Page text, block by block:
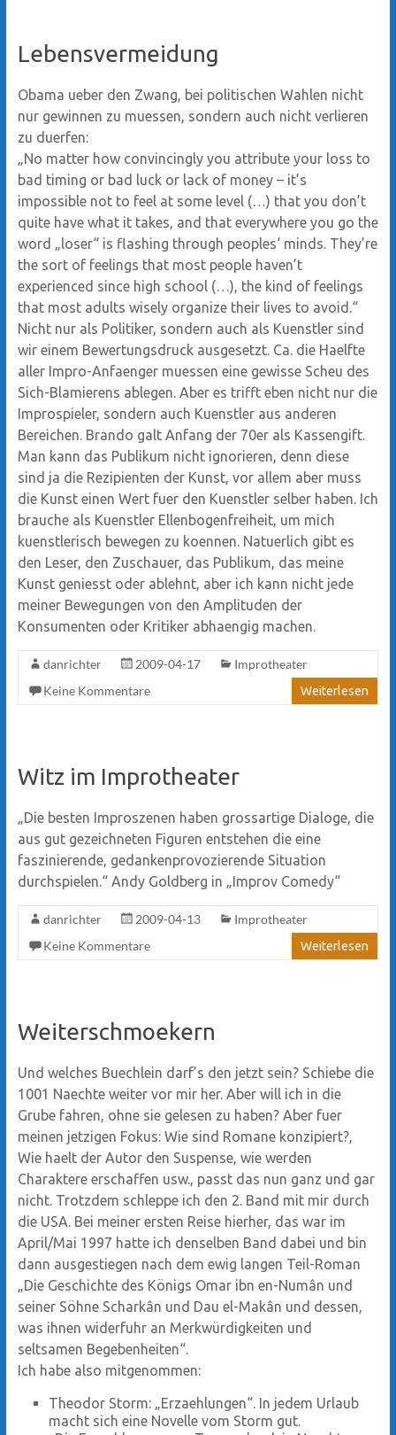
Lebensvermeidung
Obama ueber den Zwang, bei politischen Wahlen nicht
nur gewinnen zu muessen, sondern auch nicht verlieren
zu duerfen:
„No matter how convincingly you attribute your loss to
bad timing or bad luck or lack of money – it’s
impossible not to feel at some level (…) that you don’t
quite have what it takes, and that everywhere you go the
word „loser“ is flashing through peoples‘ minds. They’re
the sort of feelings that most people haven’t
experienced since high school (…), the kind of feelings
that most adults wisely organize their lives to avoid.“
Nicht nur als Politiker, sondern auch als Kuenstler sind
wir einem Bewertungsdruck ausgesetzt. Ca. die Haelfte
aller Impro-Anfaenger muessen eine gewisse Scheu des
Sich-Blamierens ablegen. Aber es trifft eben nicht nur die
Improspieler, sondern auch Kuenstler aus anderen
Bereichen. Brando galt Anfang der 70er als Kassengift.
Man kann das Publikum nicht ignorieren, denn diese
sind ja die Rezipienten der Kunst, vor allem aber muss
die Kunst einen Wert fuer den Kuenstler selber haben. Ich
brauche als Kuenstler Ellenbogenfreiheit, um mich
kuenstlerisch bewegen zu koennen. Natuerlich gibt es
den Leser, den Zuschauer, das Publikum, das meine
Kunst geniesst oder ablehnt, aber ich kann nicht jede
meiner Bewegungen von den Amplituden der
Konsumenten oder Kritiker abhaengig machen.
danrichter 2009-04-17
Improtheater
Keine Kommentare
Weiterlesen
Witz im Improtheater
„Die besten Improszenen haben grossartige Dialoge, die
aus gut gezeichneten Figuren entstehen die eine
faszinierende, gedankenprovozierende Situation
durchspielen.“ Andy Goldberg in „Improv Comedy“
danrichter 2009-04-13
Improtheater
Keine Kommentare
Weiterlesen
Weiterschmoekern
Und welches Buechlein darf’s den jetzt sein? Schiebe die
1001 Naechte weiter vor mir her. Aber will ich in die
Grube fahren, ohne sie gelesen zu haben? Aber fuer
meinen jetzigen Fokus: Wie sind Romane konzipiert?,
Wie haelt der Autor den Suspense, wie werden
Charaktere erschaffen usw., passt das nun ganz und gar
nicht. Trotzdem schleppe ich den 2. Band mit mir durch
die USA. Bei meiner ersten Reise hierher, das war im
April/Mai 1997 hatte ich denselben Band dabei und bin
dann ausgestiegen nach dem ewig langen Teil-Roman
„Die Geschichte des Königs Omar ibn en-Numân und
seiner Söhne Scharkân und Dau el-Makân und dessen,
was ihnen widerfuhr an Merkwürdigkeiten und
seltsamen Begebenheiten“.
Ich habe also mitgenommen:
Theodor Storm: „Erzaehlungen“. In jedem Urlaub
macht sich eine Novelle vom Storm gut.